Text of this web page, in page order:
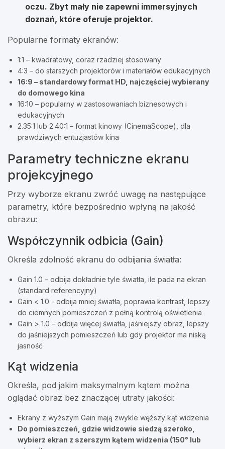
oczu. Zbyt mały nie zapewni immersyjnych
doznań, które oferuje projektor.
Popularne formaty ekranów:
1:1 – kwadratowy, coraz rzadziej stosowany
4:3 – do starszych projektorów i materiałów edukacyjnych
16:9 – standardowy format HD, najczęściej wybierany
do domowego kina
16:10 – popularny w zastosowaniach biznesowych i
edukacyjnych
2.35:1 lub 2.40:1 – format kinowy (CinemaScope), dla
prawdziwych entuzjastów kina
Parametry techniczne ekranu
projekcyjnego
Przy wyborze ekranu zwróć uwagę na następujące
parametry, które bezpośrednio wpłyną na jakość
obrazu:
Współczynnik odbicia (Gain)
Określa zdolność ekranu do odbijania światła:
Gain 1.0 – odbija dokładnie tyle światła, ile pada na ekran
(standard referencyjny)
Gain < 1.0 - odbija mniej światła, poprawia kontrast, lepszy
do ciemnych pomieszczeń z pełną kontrolą oświetlenia
Gain > 1.0 – odbija więcej światła, jaśniejszy obraz, lepszy
do jaśniejszych pomieszczeń lub gdy projektor ma niską
jasność
Kąt widzenia
Określa, pod jakim maksymalnym kątem można
oglądać obraz bez znaczącej utraty jakości:
Ekrany z wyższym Gain mają zwykle węższy kąt widzenia
Do pomieszczeń, gdzie widzowie siedzą szeroko,
wybierz ekran z szerszym kątem widzenia (150° lub